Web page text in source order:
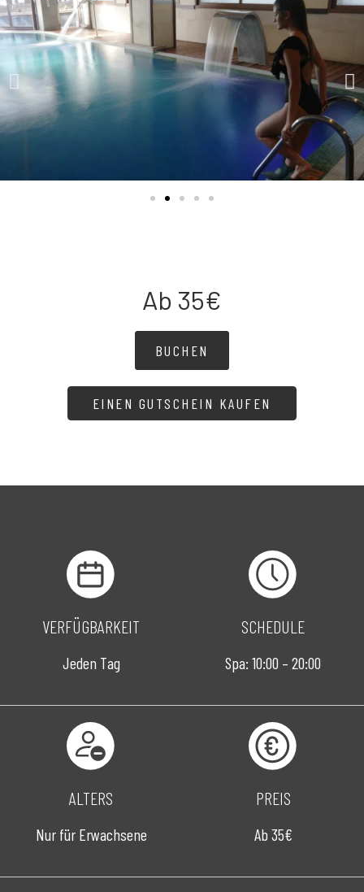
Ab 35€
BUCHEN
EINEN GUTSCHEIN KAUFEN
VERFÜGBARKEIT
Jeden Tag
SCHEDULE
Spa: 10:00 – 20:00
ALTERS
Nur für Erwachsene
PREIS
Ab 35€